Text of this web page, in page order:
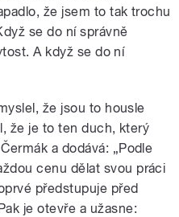
že jsem to tak trochu
se do ní správně
A když se do ní
že jsou to housle
že je to ten duch, který
a dodává: „Podle
cenu dělat svou práci
předstupuje před
je otevře a užasne: